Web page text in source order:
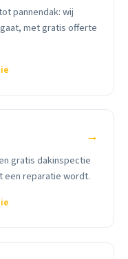
pannendak: wij
met gratis offerte
→
gratis dakinspectie
een reparatie wordt.